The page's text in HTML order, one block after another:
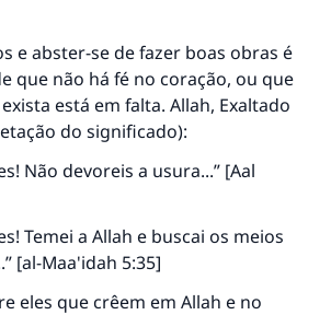
e abster-se de fazer boas obras é
que não há fé no coração, ou que
está em falta. Allah, Exaltado
do significado):
Não devoreis a usura...” [Aal
Temei a Allah e buscai os meios
[al-Maa'idah 5:35]
eles que crêem em Allah e no